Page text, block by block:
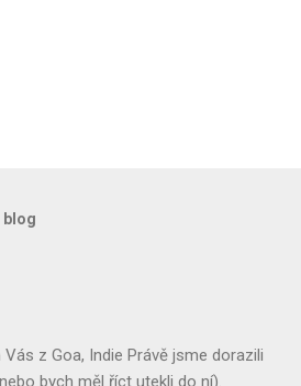
blog
Vás z Goa, Indie Právě jsme dorazili
bych měl říct utekli do ní).